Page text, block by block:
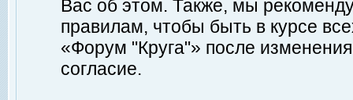
Вас об этом. Также, мы
правилам, чтобы быть в курсе
«Форум "Круга"» после
согласие.